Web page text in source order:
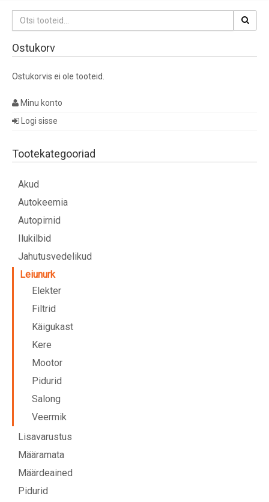
Otsi:
Ostukorv
Ostukorvis ei ole tooteid.
Minu konto
Logi sisse
Tootekategooriad
Akud
Autokeemia
Autopirnid
Ilukilbid
Jahutusvedelikud
Leiunurk
Elekter
Filtrid
Käigukast
Kere
Mootor
Pidurid
Salong
Veermik
Lisavarustus
Määramata
Määrdeained
Pidurid